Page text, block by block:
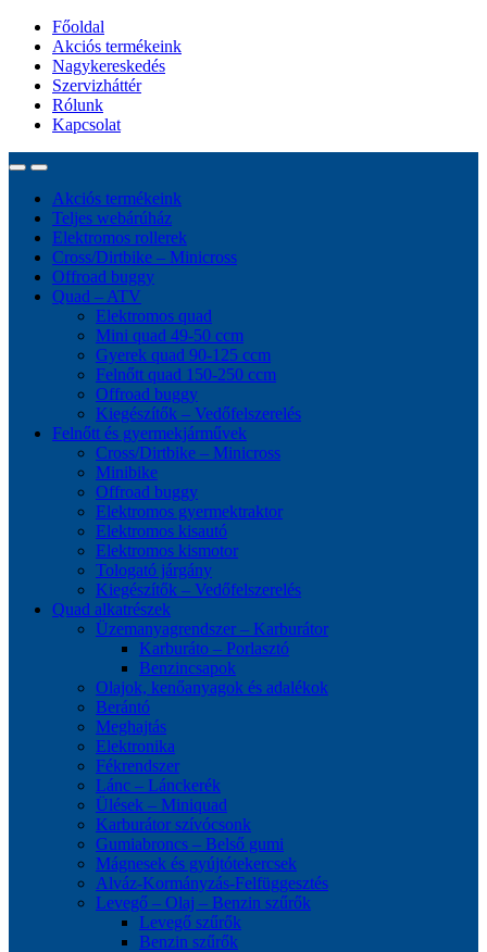
Főoldal
Akciós termékeink
Nagykereskedés
Szervizháttér
Rólunk
Kapcsolat
Akciós termékeink
Teljes webárúház
Elektromos rollerek
Cross/Dirtbike – Minicross
Offroad buggy
Quad – ATV
Elektromos quad
Mini quad 49-50 ccm
Gyerek quad 90-125 ccm
Felnőtt quad 150-250 ccm
Offroad buggy
Kiegészítők – Vedőfelszerelés
Felnőtt és gyermekjárművek
Cross/Dirtbike – Minicross
Minibike
Offroad buggy
Elektromos gyermektraktor
Elektromos kisautó
Elektromos kismotor
Tologató járgány
Kiegészítők – Vedőfelszerelés
Quad alkatrészek
Üzemanyagrendszer – Karburátor
Karburáto – Porlasztó
Benzincsapok
Olajok, kenőanyagok és adalékok
Berántó
Meghajtás
Elektronika
Fékrendszer
Lánc – Lánckerék
Ülések – Miniquad
Karburátor szívócsonk
Gumiabroncs – Belső gumi
Mágnesek és gyújtótekercsek
Alváz-Kormányzás-Felfüggesztés
Levegő – Olaj – Benzin szűrők
Levegő szűrők
Benzin szűrők